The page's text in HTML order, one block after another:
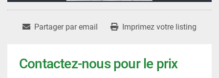
Partager par email Imprimez votre listing
Contactez-nous pour le prix